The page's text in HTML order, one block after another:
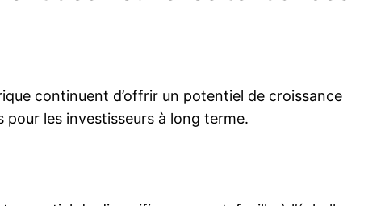
continuent d’offrir un potentiel de croissance
les investisseurs à long terme.